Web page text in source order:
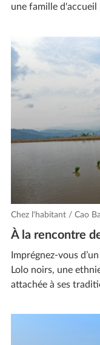
une famille
Chez l'habitant / Cao
À la rencontre
Imprégnez-vous
Lolo noirs, une
attachée à ses